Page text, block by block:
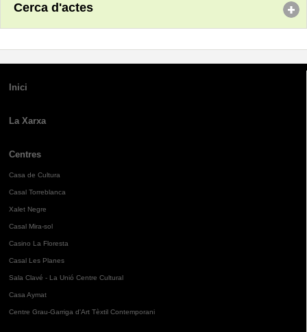
Cerca d'actes
Inici
La Xarxa
Centres
Casa de Cultura
Casal Torreblanca
Xalet Negre
Casal Mira-sol
Casino La Floresta
Casal Les Planes
Sala Clavé - La Unió Centre Cultural
Casa Aymat
Centre Grau-Garriga d'Art Tèxtil Contemporani